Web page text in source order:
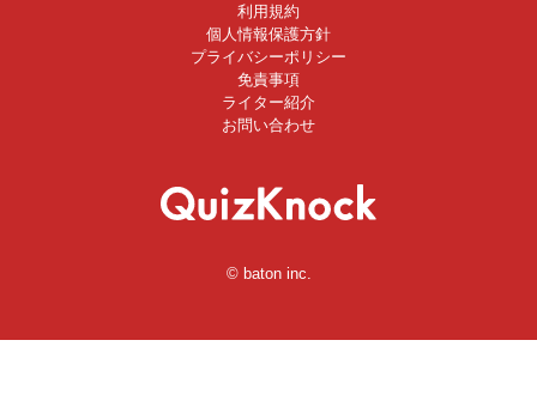
利用規約
個人情報保護方針
プライバシーポリシー
免責事項
ライター紹介
お問い合わせ
© baton inc.